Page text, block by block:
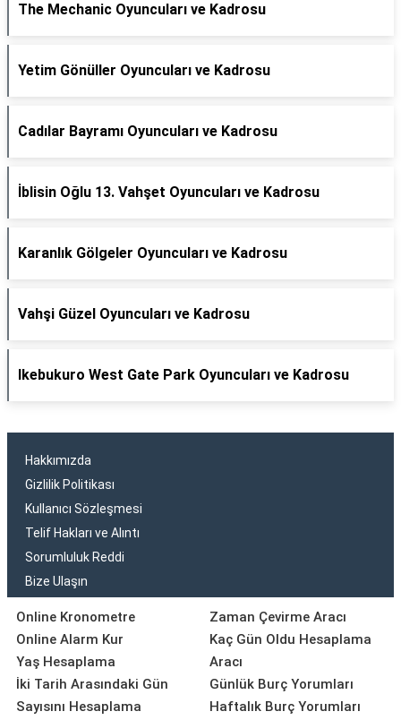
The Mechanic Oyuncuları ve Kadrosu
Yetim Gönüller Oyuncuları ve Kadrosu
Cadılar Bayramı Oyuncuları ve Kadrosu
İblisin Oğlu 13. Vahşet Oyuncuları ve Kadrosu
Karanlık Gölgeler Oyuncuları ve Kadrosu
Vahşi Güzel Oyuncuları ve Kadrosu
Ikebukuro West Gate Park Oyuncuları ve Kadrosu
Hakkımızda
Gizlilik Politikası
Kullanıcı Sözleşmesi
Telif Hakları ve Alıntı
Sorumluluk Reddi
Bize Ulaşın
Online Kronometre
Online Alarm Kur
Yaş Hesaplama
İki Tarih Arasındaki Gün
Sayısını Hesaplama
Zaman Çevirme Aracı
Kaç Gün Oldu Hesaplama
Aracı
Günlük Burç Yorumları
Haftalık Burç Yorumları